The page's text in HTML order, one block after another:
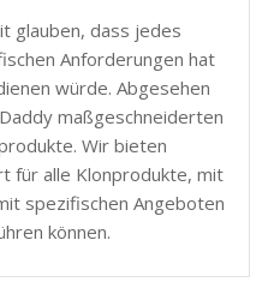
glauben, dass jedes
Anforderungen hat
würde. Abgesehen
maßgeschneiderten
Wir bieten
für alle Klonprodukte, mit
spezifischen Angeboten
können.